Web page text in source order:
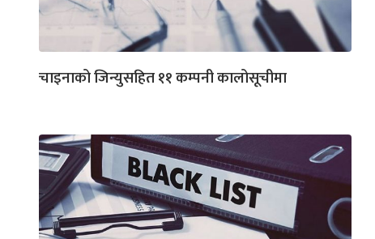
चाइनाको जिन्युसहित ११ कम्पनी कालोसूचीमा